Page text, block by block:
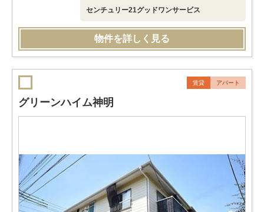
センチュリー21グッドワンサービス
物件を詳しく見る
賃貸 アパート
グリーンハイム神明